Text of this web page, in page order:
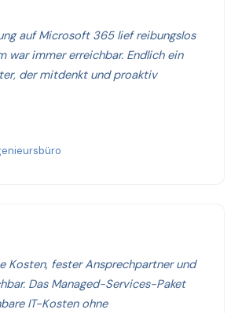
auf Microsoft 365 lief reibungslos
war immer erreichbar. Endlich ein
der mitdenkt und proaktiv
Kosten, fester Ansprechpartner und
Das Managed-Services-Paket
IT-Kosten ohne